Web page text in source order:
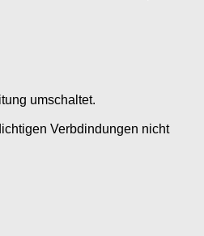
umschaltet.
Verbdindungen nicht